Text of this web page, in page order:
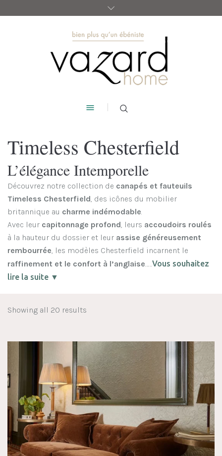
Timeless Chesterfield
L’élégance Intemporelle
Découvrez notre collection de canapés et fauteuils
Timeless Chesterfield, des icônes du mobilier
britannique au charme indémodable.
Avec leur capitonnage profond, leurs accoudoirs roulés
à la hauteur du dossier et leur assise généreusement
rembourrée, les modèles Chesterfield incarnent le
raffinement et le confort à l’anglaise……Vous souhaitez
lire la suite ▼
Showing all 20 results